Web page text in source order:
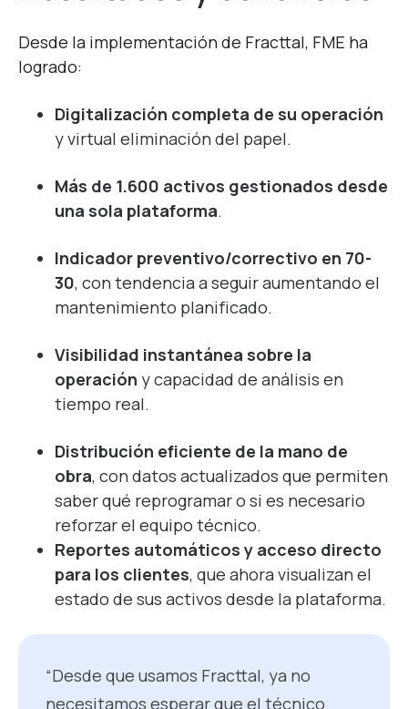
Desde la implementación de Fracttal, FME ha
logrado:
Digitalización completa de su operación
y virtual eliminación del papel.
Más de 1.600 activos gestionados desde
una sola plataforma.
Indicador preventivo/correctivo en 70-
30, con tendencia a seguir aumentando el
mantenimiento planificado.
Visibilidad instantánea sobre la
operación y capacidad de análisis en
tiempo real.
Distribución eficiente de la mano de
obra, con datos actualizados que permiten
saber qué reprogramar o si es necesario
reforzar el equipo técnico.
Reportes automáticos y acceso directo
para los clientes, que ahora visualizan el
estado de sus activos desde la plataforma.
“Desde que usamos Fracttal, ya no
necesitamos esperar que el técnico